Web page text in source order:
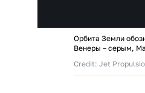
Орбита Земли
Венеры – серым,
Credit: Jet